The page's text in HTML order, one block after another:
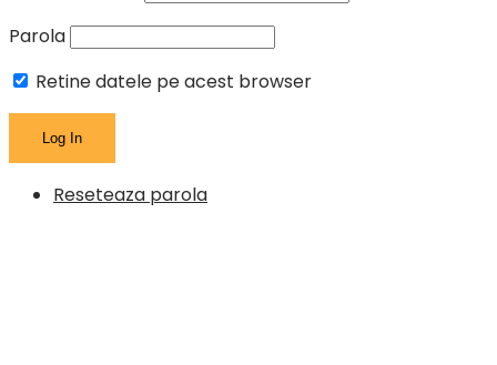
Parola
Retine datele pe acest browser
Reseteaza parola